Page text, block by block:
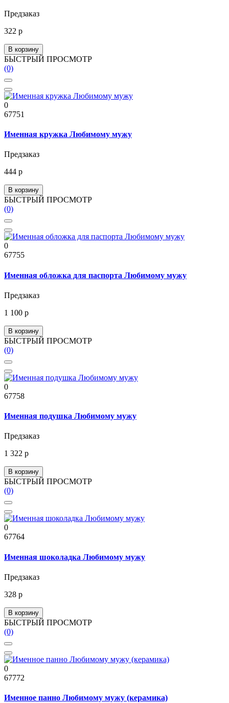
Предзаказ
322 р
В корзину
БЫСТРЫЙ ПРОСМОТР
(0)
0
67751
Именная кружка Любимому мужу
Предзаказ
444 р
В корзину
БЫСТРЫЙ ПРОСМОТР
(0)
0
67755
Именная обложка для паспорта Любимому мужу
Предзаказ
1 100 р
В корзину
БЫСТРЫЙ ПРОСМОТР
(0)
0
67758
Именная подушка Любимому мужу
Предзаказ
1 322 р
В корзину
БЫСТРЫЙ ПРОСМОТР
(0)
0
67764
Именная шоколадка Любимому мужу
Предзаказ
328 р
В корзину
БЫСТРЫЙ ПРОСМОТР
(0)
0
67772
Именное панно Любимому мужу (керамика)